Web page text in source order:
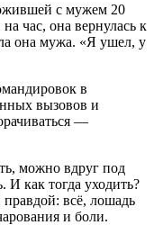
с мужем 20
час, она вернулась к
она мужа. «Я ушел, у
в
вызовов и
—
можно вдруг под
И как тогда уходить?
всё, лошадь
и боли.